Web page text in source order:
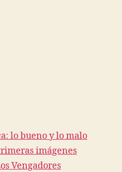
lo bueno y lo malo
imágenes
Vengadores